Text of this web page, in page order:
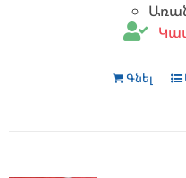
Գնել